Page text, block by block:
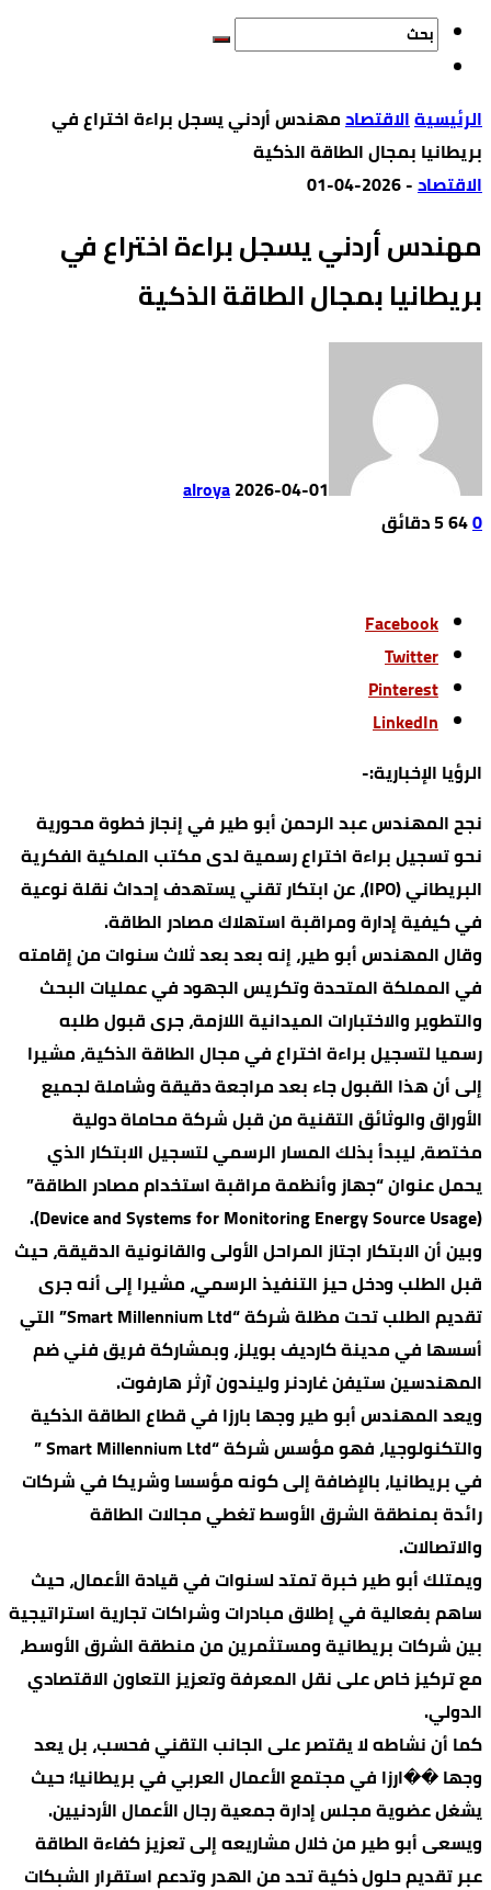
‫الرئيسية‬الاقتصادمهندس أردني يسجل براءة اختراع في
بريطانيا بمجال الطاقة الذكية
الاقتصاد-
2026-04-01
مهندس أردني يسجل براءة اختراع في
بريطانيا بمجال الطاقة الذكية
alroya2026-04-01
0
645 ‫دقائق‬
Facebook
Twitter
Pinterest
LinkedIn
الرؤيا الإخبارية:-
نجح المهندس عبد الرحمن أبو طير في إنجاز خطوة محورية
نحو تسجيل براءة اختراع رسمية لدى مكتب الملكية الفكرية
البريطاني (IPO)، عن ابتكار تقني يستهدف إحداث نقلة نوعية
في كيفية إدارة ومراقبة استهلاك مصادر الطاقة.
وقال المهندس أبو طير، إنه بعد بعد ثلاث سنوات من إقامته
في المملكة المتحدة وتكريس الجهود في عمليات البحث
والتطوير والاختبارات الميدانية اللازمة، جرى قبول طلبه
رسميا لتسجيل براءة اختراع في مجال الطاقة الذكية، مشيرا
إلى أن هذا القبول جاء بعد مراجعة دقيقة وشاملة لجميع
الأوراق والوثائق التقنية من قبل شركة محاماة دولية
مختصة، ليبدأ بذلك المسار الرسمي لتسجيل الابتكار الذي
يحمل عنوان “جهاز وأنظمة مراقبة استخدام مصادر الطاقة”
(Device and Systems for Monitoring Energy Source Usage).
وبين أن الابتكار اجتاز المراحل الأولى والقانونية الدقيقة، حيث
قبل الطلب ودخل حيز التنفيذ الرسمي، مشيرا إلى أنه جرى
تقديم الطلب تحت مظلة شركة “Smart Millennium Ltd” التي
أسسها في مدينة كارديف بويلز، وبمشاركة فريق فني ضم
المهندسين ستيفن غاردنر وليندون آرثر هارفوت.
ويعد المهندس أبو طير وجها بارزا في قطاع الطاقة الذكية
والتكنولوجيا، فهو مؤسس شركة “Smart Millennium Ltd ”
في بريطانيا، بالإضافة إلى كونه مؤسسا وشريكا في شركات
رائدة بمنطقة الشرق الأوسط تغطي مجالات الطاقة
والاتصالات.
ويمتلك أبو طير خبرة تمتد لسنوات في قيادة الأعمال، حيث
ساهم بفعالية في إطلاق مبادرات وشراكات تجارية استراتيجية
بين شركات بريطانية ومستثمرين من منطقة الشرق الأوسط،
مع تركيز خاص على نقل المعرفة وتعزيز التعاون الاقتصادي
الدولي.
كما أن نشاطه لا يقتصر على الجانب التقني فحسب، بل يعد
وجها ��ارزا في مجتمع الأعمال العربي في بريطانيا؛ حيث
يشغل عضوية مجلس إدارة جمعية رجال الأعمال الأردنيين.
ويسعى أبو طير من خلال مشاريعه إلى تعزيز كفاءة الطاقة
عبر تقديم حلول ذكية تحد من الهدر وتدعم استقرار الشبكات